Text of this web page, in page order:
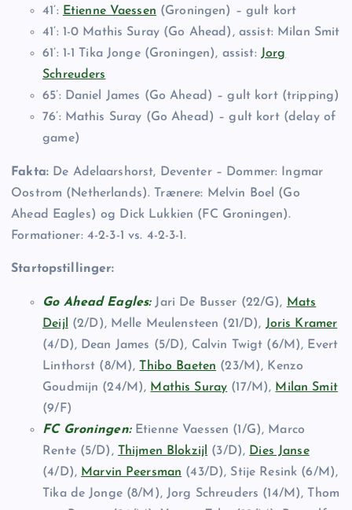
41’: Etienne Vaessen (Groningen) – gult kort
41’: 1-0 Mathis Suray (Go Ahead), assist: Milan Smit
61’: 1-1 Tika Jonge (Groningen), assist: Jorg
Schreuders
65’: Daniel James (Go Ahead) – gult kort (tripping)
76’: Mathis Suray (Go Ahead) – gult kort (delay of
game)
Fakta:De Adelaarshorst, Deventer – Dommer: Ingmar
Oostrom (Netherlands). Trænere: Melvin Boel (Go
Ahead Eagles) og Dick Lukkien (FC Groningen).
Formationer: 4-2-3-1 vs. 4-2-3-1.
Startopstillinger:
Go Ahead Eagles:Jari De Busser (22/G), Mats
Deijl
(2/D), Melle Meulensteen (21/D), Joris Kramer
(4/D), Dean James (5/D), Calvin Twigt (6/M), Evert
Linthorst (8/M),Thibo Baeten (23/M), Kenzo
Goudmijn (24/M), Mathis Suray (17/M), Milan Smit
(9/F)
FC Groningen:Etienne Vaessen (1/G), Marco
Rente (5/D), Thijmen Blokzijl (3/D), Dies Janse
(4/D), Marvin Peersman (43/D), Stije Resink (6/M),
Tika de Jonge (8/M), Jorg Schreuders (14/M), Thom